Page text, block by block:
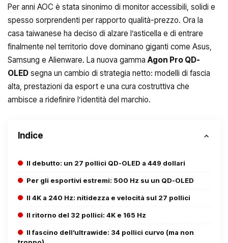
Per anni AOC è stata sinonimo di monitor accessibili, solidi e
spesso sorprendenti per rapporto qualità-prezzo. Ora la
casa taiwanese ha deciso di alzare l’asticella e di entrare
finalmente nel territorio dove dominano giganti come Asus,
Samsung e Alienware. La nuova gammaAgon Pro QD-
OLED segna un cambio di strategia netto: modelli di fascia
alta, prestazioni da esport e una cura costruttiva che
ambisce a ridefinire l’identità del marchio.
Indice
Il debutto: un 27 pollici QD-OLED a 449 dollari
Per gli esportivi estremi: 500 Hz su un QD-OLED
Il 4K a 240 Hz: nitidezza e velocità sul 27 pollici
Il ritorno del 32 pollici: 4K e 165 Hz
Il fascino dell’ultrawide: 34 pollici curvo (ma non